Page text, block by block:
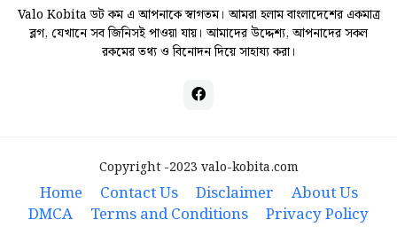
Valo Kobita ডট কম এ আপনাকে স্বাগতম। আমরা হলাম বাংলাদেশের একমাত্র
ব্লগ, যেখানে সব জিনিসই পাওয়া যায়। আমাদের উদ্দেশ্য, আপনাদের সকল
রকমের তথ্য ও বিনোদন দিয়ে সাহায্য করা।
Copyright -2023 valo-kobita.com
Home Contact Us Disclaimer
About Us
DMCA
Terms and Conditions Privacy Policy